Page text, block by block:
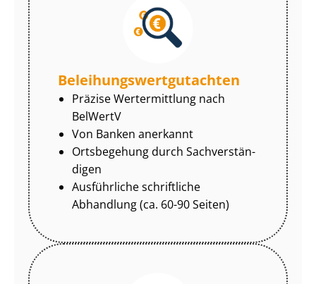
Be­lei­hungs­wert­gut­ach­ten
Präzise Wertermittlung nach
BelWertV
Von Banken anerkannt
Ortsbegehung durch Sach­ver­stän­
di­gen
Ausführliche schriftliche
Abhandlung (ca. 60-90 Seiten)